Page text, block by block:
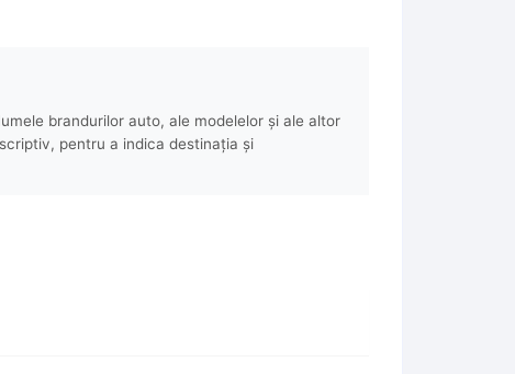
brandurilor auto, ale modelelor și ale altor
pentru a indica destinația și